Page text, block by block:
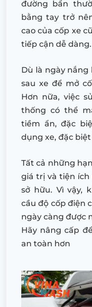
đường bẩn
bằng tay trở
cao của cốp xe
tiếp cận dễ dàng.
Dù là ngày nắng
sau xe để mở
Hơn nữa, việc
thống có thể
tiềm ẩn, đặc
dụng xe, đặc
Tất cả những
giá trị và tiện ích
sở hữu. Vì vậy,
cầu độ cốp điện
ngày càng được
Hãy nâng cấp
an toàn hơn